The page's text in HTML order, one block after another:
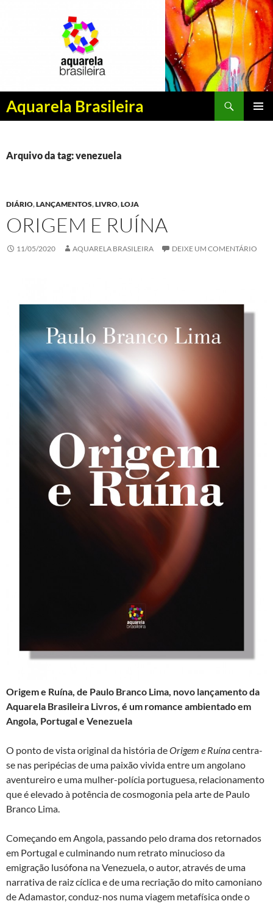
Aquarela Brasileira
Pesquisar
PULAR
CONTEÚDO
Arquivo da tag: venezuela
DIÁRIO,LANÇAMENTOS,LIVRO,LOJA
ORIGEM E RUÍNA
11/05/2020 AQUARELA BRASILEIRA DEIXE UM COMENTÁRIO
Origem e Ruína, de Paulo Branco Lima, novo lançamento da
Aquarela Brasileira Livros, é um romance ambientado em
Angola, Portugal e Venezuela
O ponto de vista original da história deOrigem e Ruínacentra-
se nas peripécias de uma paixão vivida entre um angolano
aventureiro e uma mulher-polícia portuguesa, relacionamento
que é elevado à potência de cosmogonia pela arte de Paulo
Branco Lima.
Começando em Angola, passando pelo drama dos retornados
em Portugal e culminando num retrato minucioso da
emigração lusófona na Venezuela, o autor, através de uma
narrativa de raiz cíclica e de uma recriação do mito camoniano
de Adamastor, conduz-nos numa viagem metafísica onde o